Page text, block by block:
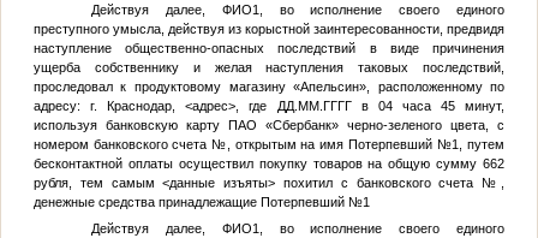
Действуя далее, ФИО1
, во исполнение своего единого
преступного умысла, действуя из корыстной заинтересованности, предвидя
наступление общественно-опасных последствий в виде причинения
ущерба собственнику и желая наступления таковых последствий,
проследовал к продуктовому магазину «Апельсин», расположенному по
адресу: г. Краснодар,<адрес> , где ДД.ММ.ГГГГв 04 часа 45 минут,
используя банковскую карту ПАО «Сбербанк» черно-зеленого цвета, с
номером банковского счета № , открытым на имя Потерпевший №1
, путем
бесконтактной оплаты осуществил покупку товаров на общую сумму 662
рубля, тем самым<данные изъяты> похитил с банковского счета №
денежные средства принадлежащие Потерпевший №1
Действуя далее, ФИО1
, во исполнение своего единого